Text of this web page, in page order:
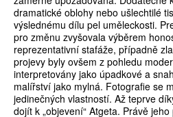
dramatické oblohy nebo ušlechtilé
výslednému dílu pel uměleckosti.
pro změnu zvyšovala výběrem
reprezentativní stafáže, případně
projevy byly ovšem z pohledu
interpretovány jako úpadkové a
malířství jako mylná. Fotografie se
jedinečných vlastností. Až teprve
dojít k „objevení“ Atgeta. Právě